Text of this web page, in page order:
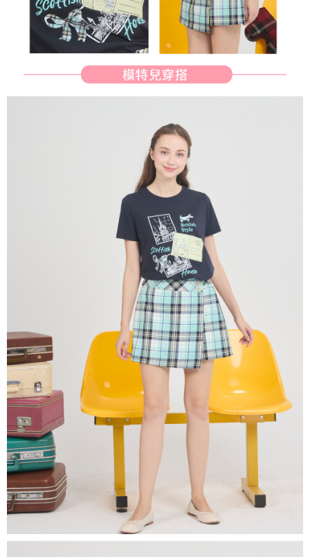
ます。当サービスご利用の際に提供しなければならない個人情報（注文者
の氏名、電話番号、受取人の氏名、電話番号、受取人住所を含むがこれに
限らない）は、AFTEEに渡され当サービスで必要な範囲内で利用されま
す。AFTEEの個人情報の収集、処理、利用について、詳細はAFTEE公式ホ
ームページの『個人情報の収集、処理及び利用に関する声明』をご参照く
https://aftee.tw/privacypolicy/）。
の同意を得ればAFTEEをご利用いただけます。
個人情報の処理、利用について疑問がある、または関連する法律の権利を
行使したい場合は、ネットプロテクションズcs_tw@netprotections.co.jp
にご連絡ください。上記に示した個人情報を、必要な購入注文書とあわせ
てAFTEEにご提供いただく、またはAFTEEにあなたの個人情報の収集、処
理、利用を許可することににご同意いただけない場合は、当サービスを選
離島宅配
送料無料